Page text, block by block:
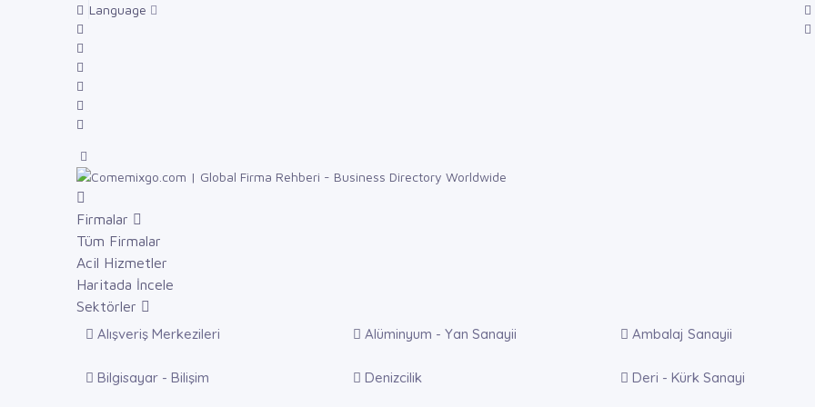
Language
Firmalar
Tüm Firmalar
Acil Hizmetler
Haritada İncele
Sektörler
Alışveriş Merkezileri Alüminyum - Yan Sanayii Ambalaj Sanayii
Bilgisayar - Bilişim Denizcilik Deri - Kürk Sanayi